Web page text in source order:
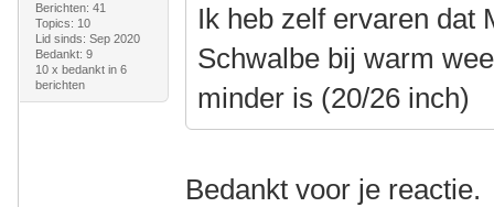
Berichten: 41
Topics: 10
Lid sinds: Sep 2020
Bedankt: 9
10 x bedankt in 6
berichten
Ik heb zelf ervaren dat
Schwalbe bij warm
minder is (20/26 inch)
Bedankt voor je reactie.